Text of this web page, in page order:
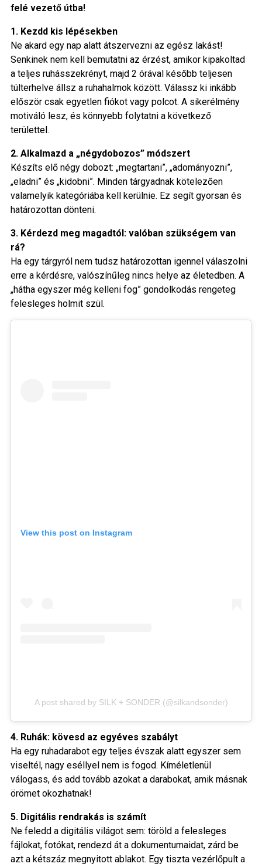
felé vezető útba!
1. Kezdd kis lépésekben
Ne akard egy nap alatt átszervezni az egész lakást!
Senkinek nem kell bemutatni az érzést, amikor kipakoltad
a teljes ruhásszekrényt, majd 2 órával később teljesen
túlterhelve állsz a ruhahalmok között. Válassz ki inkább
először csak egyetlen fiókot vagy polcot. A sikerélmény
motiváló lesz, és könnyebb folytatni a következő
területtel.
2. Alkalmazd a „négydobozos” módszert
Készíts elő négy dobozt: „megtartani”, „adományozni”,
„eladni” és „kidobni”. Minden tárgyadnak kötelezően
valamelyik kategóriába kell kerülnie. Ez segít gyorsan és
határozottan dönteni.
3. Kérdezd meg magadtól: valóban szükségem van
rá?
Ha egy tárgyról nem tudsz határozottan igennel válaszolni
erre a kérdésre, valószínűleg nincs helye az életedben. A
„hátha egyszer még kelleni fog” gondolkodás rengeteg
felesleges holmit szül.
View this post on Instagram
A post shared by SILK + SONDER (@silkandsonder)
4. Ruhák: kövesd az egyéves szabályt
Ha egy ruhadarabot egy teljes évszak alatt egyszer sem
viseltél, nagy eséllyel nem is fogod. Kíméletlenül
válogass, és add tovább azokat a darabokat, amik másnak
örömet okozhatnak!
5. Digitális rendrakás is számít
Ne feledd a digitális világot sem: töröld a felesleges
fájlokat, fotókat, rendezd át a dokumentumaidat, zárd be
azt a kétszáz megnyitott ablakot. Egy tiszta vezérlőpult a